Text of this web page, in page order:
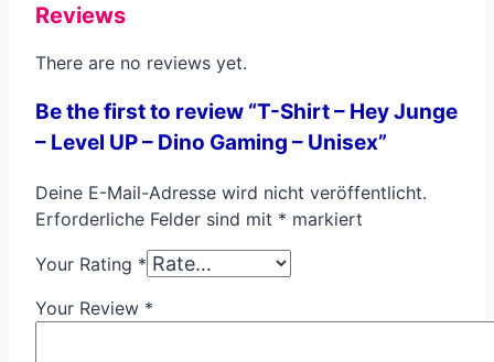
Reviews
There are no reviews yet.
Be the first to review “T-Shirt – Hey Junge
– Level UP – Dino Gaming – Unisex”
Deine E-Mail-Adresse wird nicht veröffentlicht.
Erforderliche Felder sind mit * markiert
Your Rating *
Your Review *